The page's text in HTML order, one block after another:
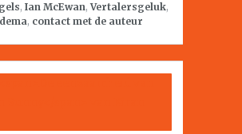
, Ian McEwan,Vertalersgeluk,
, contact met de auteur